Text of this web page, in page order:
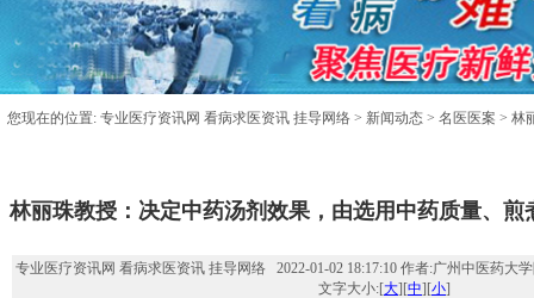
您现在的位置: 专业医疗资讯网 看病求医资讯 挂导网络 > 新闻动态 > 名医医案 > 林
林丽珠教授：决定中药汤剂效果，由选用中药质量、煎
专业医疗资讯网 看病求医资讯 挂导网络 2022-01-02 18:17:10 作者:广州中医药大
文字大小:[大][中][小]